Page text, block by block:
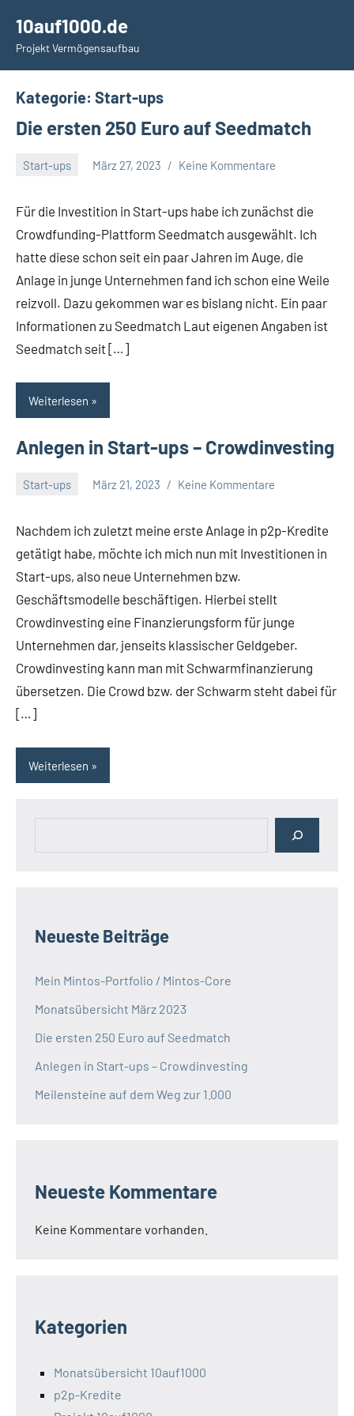
Inhalt
springen
10auf1000.de
Projekt Vermögensaufbau
Kategorie: Start-ups
Die ersten 250 Euro auf Seedmatch
Start-ups März 27, 2023 Keine Kommentare
Für die Investition in Start-ups habe ich zunächst die
Crowdfunding-Plattform Seedmatch ausgewählt. Ich
hatte diese schon seit ein paar Jahren im Auge, die
Anlage in junge Unternehmen fand ich schon eine Weile
reizvoll. Dazu gekommen war es bislang nicht. Ein paar
Informationen zu Seedmatch Laut eigenen Angaben ist
Seedmatch seit […]
Weiterlesen
Anlegen in Start-ups – Crowdinvesting
Start-ups März 21, 2023 Keine Kommentare
Nachdem ich zuletzt meine erste Anlage in p2p-Kredite
getätigt habe, möchte ich mich nun mit Investitionen in
Start-ups, also neue Unternehmen bzw.
Geschäftsmodelle beschäftigen. Hierbei stellt
Crowdinvesting eine Finanzierungsform für junge
Unternehmen dar, jenseits klassischer Geldgeber.
Crowdinvesting kann man mit Schwarmfinanzierung
übersetzen. Die Crowd bzw. der Schwarm steht dabei für
[…]
Weiterlesen
Neueste Beiträge
Mein Mintos-Portfolio / Mintos-Core
Monatsübersicht März 2023
Die ersten 250 Euro auf Seedmatch
Anlegen in Start-ups – Crowdinvesting
Meilensteine auf dem Weg zur 1.000
Neueste Kommentare
Keine Kommentare vorhanden.
Kategorien
Monatsübersicht 10auf1000
p2p-Kredite